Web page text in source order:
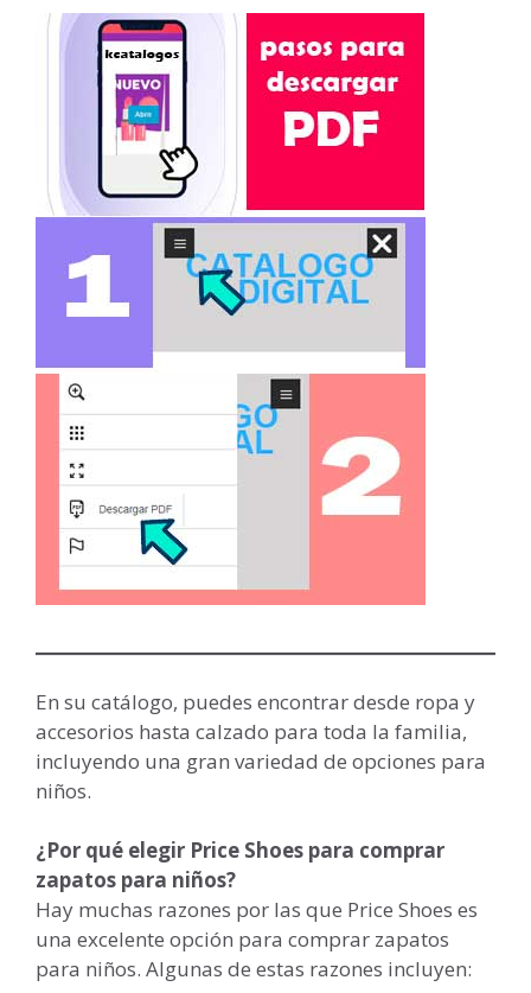
En su catálogo, puedes encontrar desde ropa y
accesorios hasta calzado para toda la familia,
incluyendo una gran variedad de opciones para
niños.
¿Por qué elegir Price Shoes para comprar
zapatos para niños?
Hay muchas razones por las que Price Shoes es
una excelente opción para comprar zapatos
para niños. Algunas de estas razones incluyen: